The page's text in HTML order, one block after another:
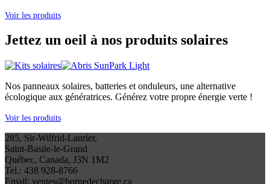
Voir les produits
Jettez un oeil à nos produits solaires
Nos panneaux solaires, batteries et onduleurs, une alternative
écologique aux génératrices. Générez votre propre énergie verte !
Voir les produits
285, Sir-Wilfrid-Laurier,
Saint-Basile-le-Grand
Québec, Canada, J3N 1M2
Tel.: 438 928-8766
Email: ventes@bornedecharge.ca